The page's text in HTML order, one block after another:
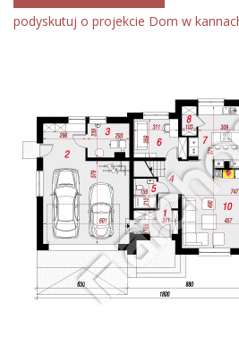
podyskutuj o projekcie Dom w